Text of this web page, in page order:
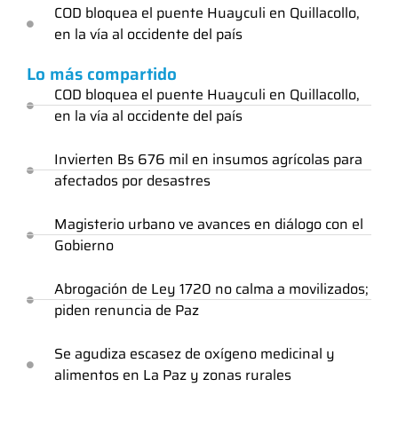
COD bloquea el puente Huayculi en Quillacollo,
en la vía al occidente del país
Lo más compartido
COD bloquea el puente Huayculi en Quillacollo,
en la vía al occidente del país
Invierten Bs 676 mil en insumos agrícolas para
afectados por desastres
Magisterio urbano ve avances en diálogo con el
Gobierno
Abrogación de Ley 1720 no calma a movilizados;
piden renuncia de Paz
Se agudiza escasez de oxígeno medicinal y
alimentos en La Paz y zonas rurales